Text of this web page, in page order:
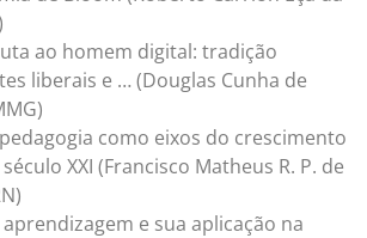
ao homem digital: tradição
liberais e … (Douglas Cunha de
como eixos do crescimento
XXI (Francisco Matheus R. P. de
e sua aplicação na